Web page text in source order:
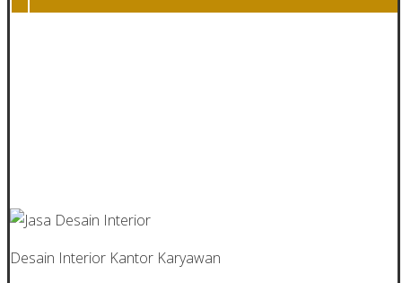
Desain Interior Kantor Karyawan